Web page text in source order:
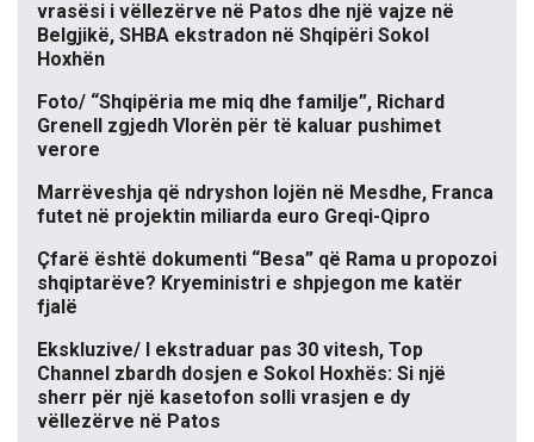
vrasësi i vëllezërve në Patos dhe një vajze në
Belgjikë, SHBA ekstradon në Shqipëri Sokol
Hoxhën
Foto/ “Shqipëria me miq dhe familje”, Richard
Grenell zgjedh Vlorën për të kaluar pushimet
verore
Marrëveshja që ndryshon lojën në Mesdhe, Franca
futet në projektin miliarda euro Greqi-Qipro
Çfarë është dokumenti “Besa” që Rama u propozoi
shqiptarëve? Kryeministri e shpjegon me katër
fjalë
Ekskluzive/ I ekstraduar pas 30 vitesh, Top
Channel zbardh dosjen e Sokol Hoxhës: Si një
sherr për një kasetofon solli vrasjen e dy
vëllezërve në Patos